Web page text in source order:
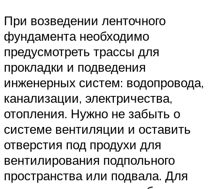
При возведении ленточного
фундамента необходимо
предусмотреть трассы для
прокладки и подведения
инженерных систем: водопровода,
канализации, электричества,
отопления. Нужно не забыть о
системе вентиляции и оставить
отверстия под продухи для
вентилирования подпольного
пространства или подвала. Для